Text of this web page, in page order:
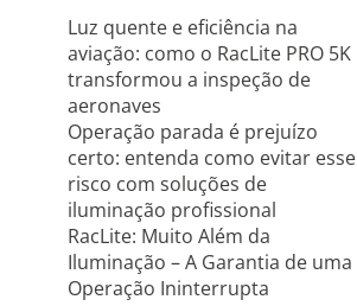
Luz quente e eficiência na
aviação: como o RacLite PRO 5K
transformou a inspeção de
aeronaves
Operação parada é prejuízo
certo: entenda como evitar esse
risco com soluções de
iluminação profissional
RacLite: Muito Além da
Iluminação – A Garantia de uma
Operação Ininterrupta